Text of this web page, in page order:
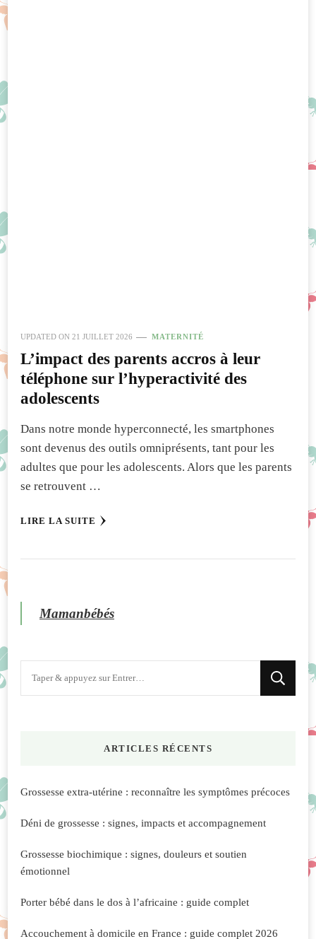
UPDATED ON 21 JUILLET 2026 MATERNITÉ
L’impact des parents accros à leur
téléphone sur l’hyperactivité des
adolescents
Dans notre monde hyperconnecté, les smartphones
sont devenus des outils omniprésents, tant pour les
adultes que pour les adolescents. Alors que les parents
se retrouvent …
LIRE LA SUITE
Mamanbébés
ARTICLES RÉCENTS
Grossesse extra-utérine : reconnaître les symptômes précoces
Déni de grossesse : signes, impacts et accompagnement
Grossesse biochimique : signes, douleurs et soutien
émotionnel
Porter bébé dans le dos à l’africaine : guide complet
Accouchement à domicile en France : guide complet 2026